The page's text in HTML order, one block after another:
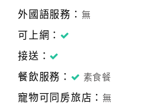
外國語服務： 無
可上網：
接送：
餐飲服務：
素食餐
寵物可同房旅店： 無